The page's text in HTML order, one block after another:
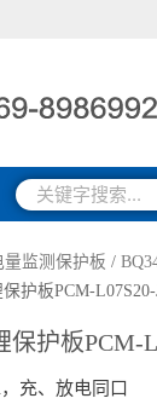
搜
索
量监测保护板 /
护板PCM-L07S20-
护板PCM-
充、放电同口